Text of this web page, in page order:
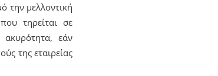
την μελλοντική
τηρείται σε
εάν
της εταιρείας